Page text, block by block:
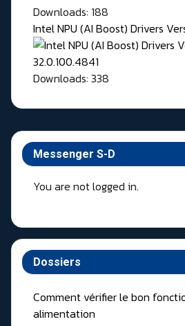
Messenger S-D
You are not logged in.
Dossiers
Comment vérifier le bon
alimentation
Downloads: 188
Intel NPU (AI Boost) Drivers
Downloads: 338